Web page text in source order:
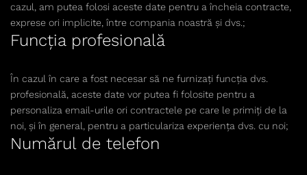
cazul, am putea folosi aceste date pentru a încheia contracte,
exprese ori implicite, între compania noastră și dvs.;
Funcția profesională
În cazul în care a fost necesar să ne furnizați funcția dvs.
profesională, aceste date vor putea fi folosite pentru a
personaliza email-urile ori contractele pe care le primiți de la
noi, și în general, pentru a particulariza experiența dvs. cu noi;
Numărul de telefon